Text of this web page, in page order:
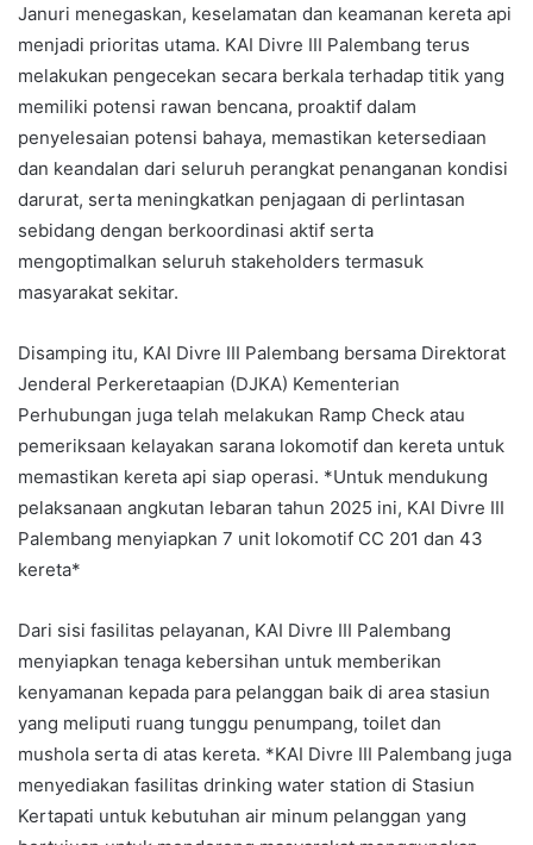
Januri menegaskan, keselamatan dan keamanan kereta api
menjadi prioritas utama. KAI Divre III Palembang terus
melakukan pengecekan secara berkala terhadap titik yang
memiliki potensi rawan bencana, proaktif dalam
penyelesaian potensi bahaya, memastikan ketersediaan
dan keandalan dari seluruh perangkat penanganan kondisi
darurat, serta meningkatkan penjagaan di perlintasan
sebidang dengan berkoordinasi aktif serta
mengoptimalkan seluruh stakeholders termasuk
masyarakat sekitar.
Disamping itu, KAI Divre III Palembang bersama Direktorat
Jenderal Perkeretaapian (DJKA) Kementerian
Perhubungan juga telah melakukan Ramp Check atau
pemeriksaan kelayakan sarana lokomotif dan kereta untuk
memastikan kereta api siap operasi. *Untuk mendukung
pelaksanaan angkutan lebaran tahun 2025 ini, KAI Divre III
Palembang menyiapkan 7 unit lokomotif CC 201 dan 43
kereta*
Dari sisi fasilitas pelayanan, KAI Divre III Palembang
menyiapkan tenaga kebersihan untuk memberikan
kenyamanan kepada para pelanggan baik di area stasiun
yang meliputi ruang tunggu penumpang, toilet dan
mushola serta di atas kereta. *KAI Divre III Palembang juga
menyediakan fasilitas drinking water station di Stasiun
Kertapati untuk kebutuhan air minum pelanggan yang